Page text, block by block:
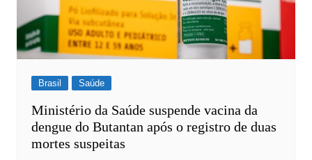
Brasil Saúde
Ministério da Saúde suspende vacina da
dengue do Butantan após o registro de duas
mortes suspeitas